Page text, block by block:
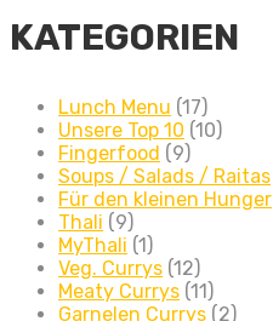
KATEGORIEN
Lunch Menu (17)
Unsere Top 10 (10)
Fingerfood (9)
Soups / Salads / Raitas
Für den kleinen Hunger
Thali (9)
MyThali (1)
Veg. Currys (12)
Meaty Currys (11)
Garnelen Currys (2)